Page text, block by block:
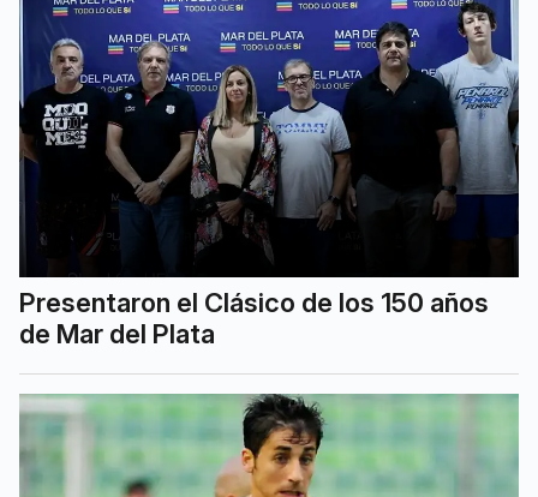
Presentaron el Clásico de los 150 años
de Mar del Plata